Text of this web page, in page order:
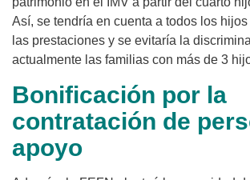
Así, se tendría en cuenta a todos los
las prestaciones y se evitaría la
actualmente las familias con más de 3
Bonificación por la
contratación de
apoyo